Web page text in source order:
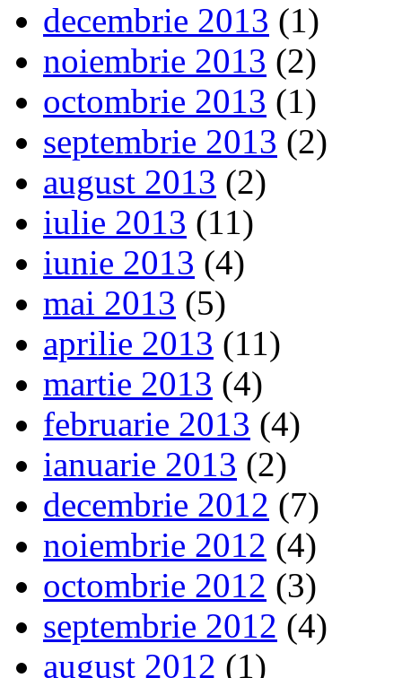
decembrie 2013 (1)
noiembrie 2013 (2)
octombrie 2013 (1)
septembrie 2013 (2)
august 2013 (2)
iulie 2013 (11)
iunie 2013 (4)
mai 2013 (5)
aprilie 2013 (11)
martie 2013 (4)
februarie 2013 (4)
ianuarie 2013 (2)
decembrie 2012 (7)
noiembrie 2012 (4)
octombrie 2012 (3)
septembrie 2012 (4)
august 2012 (1)